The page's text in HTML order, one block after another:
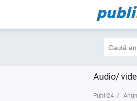
publi
Audio/
Publi24
Filtre